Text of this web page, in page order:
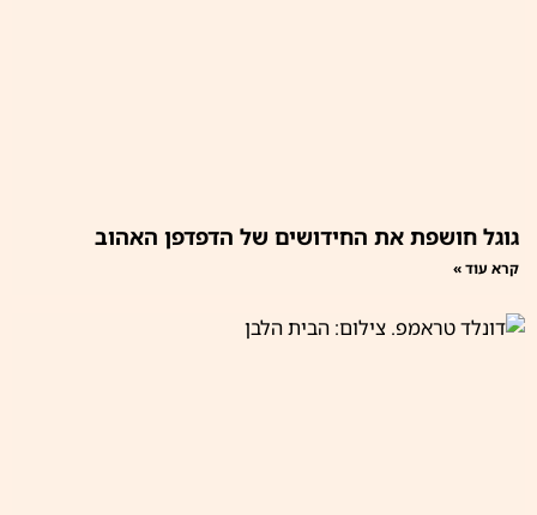
גוגל חושפת את החידושים של הדפדפן האהוב
קרא עוד »